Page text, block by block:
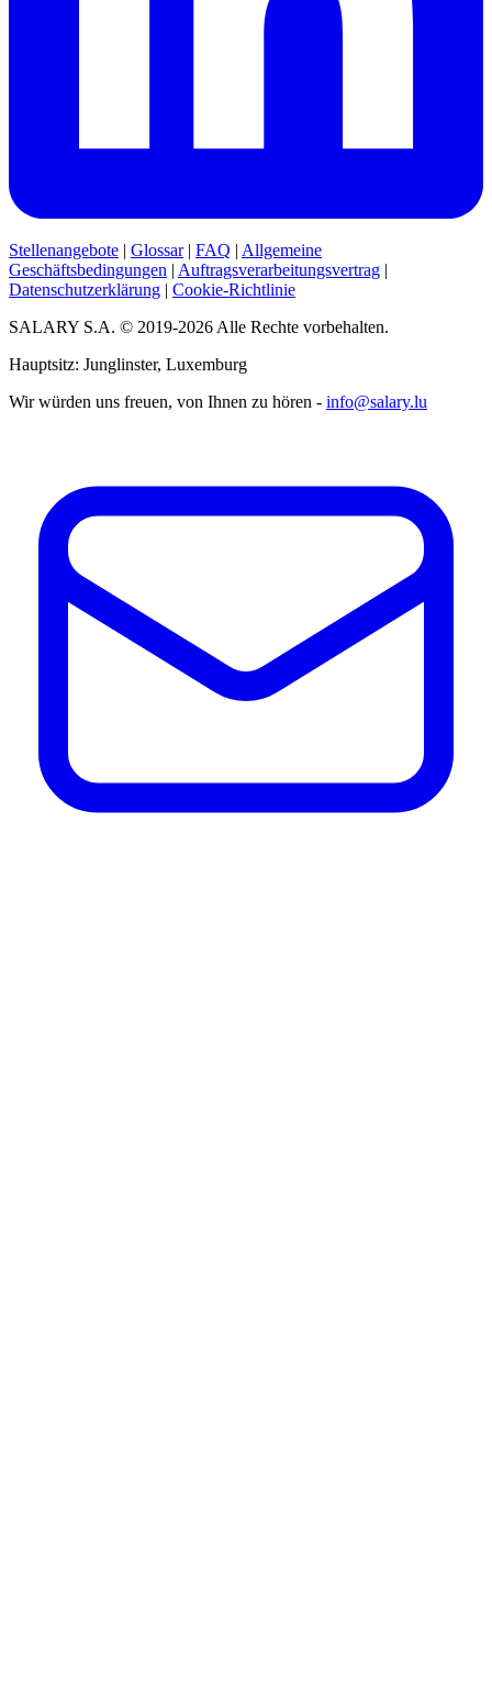
Stellenangebote | Glossar| FAQ | Allgemeine
Geschäftsbedingungen | Auftragsverarbeitungsvertrag |
Datenschutzerklärung | Cookie-Richtlinie
SALARY S.A. © 2019-2026 Alle Rechte vorbehalten.
Hauptsitz: Junglinster, Luxemburg
Wir würden uns freuen, von Ihnen zu hören - info@salary.lu